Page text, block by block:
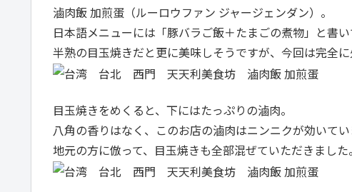
滷肉飯 加煎蛋（ルーロウファン ジャージェンダン）。
日本語メニューには「豚バラご飯＋たまごの煮物」と書
半熟の目玉焼きだと更に美味しそうですが、今回は完全に
目玉焼きをめくると、下にはたっぷりの滷肉。
八角の香りはなく、このお店の滷肉はニンニクが効いてい
地元の方に倣って、目玉焼きも全部混ぜていただきました。